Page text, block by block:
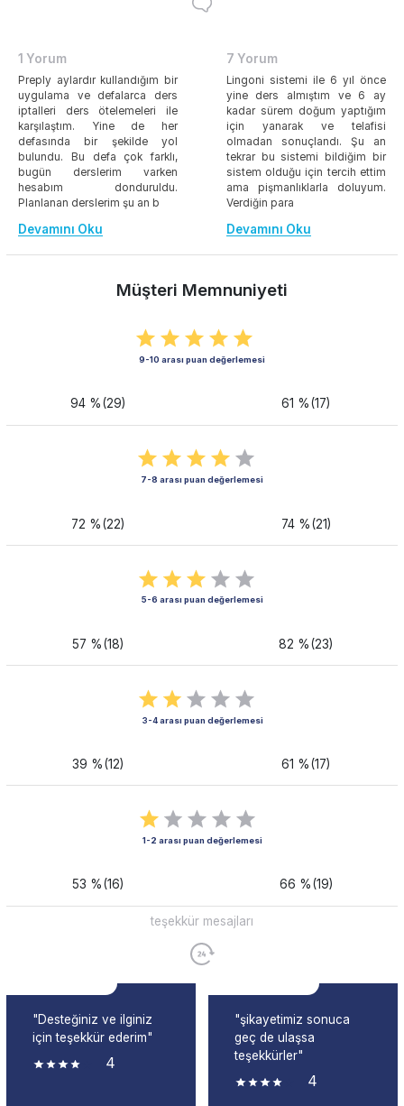
1 Yorum
Preply aylardır kullandığım bir
uygulama ve defalarca ders
iptalleri ders ötelemeleri ile
karşılaştım. Yine de her
defasında bir şekilde yol
bulundu. Bu defa çok farklı,
bugün derslerim varken
hesabım donduruldu.
Planlanan derslerim şu an b
Devamını Oku
7 Yorum
Lingoni sistemi ile 6 yıl önce
yine ders almıştım ve 6 ay
kadar sürem doğum yaptığım
için yanarak ve telafisi
olmadan sonuçlandı. Şu an
tekrar bu sistemi bildiğim bir
sistem olduğu için tercih ettim
ama pişmanlıklarla doluyum.
Verdiğin para
Devamını Oku
Müşteri Memnuniyeti
9-10 arası puan değerlemesi
94 %(29) 61 %(17)
7-8 arası puan değerlemesi
72 %(22) 74 %(21)
5-6 arası puan değerlemesi
57 %(18) 82 %(23)
3-4 arası puan değerlemesi
39 %(12) 61 %(17)
1-2 arası puan değerlemesi
53 %(16) 66 %(19)
teşekkür mesajları
"Desteğiniz ve ilginiz
için teşekkür ederim"
4
"şikayetimiz sonuca
geç de ulaşsa
teşekkürler"
4